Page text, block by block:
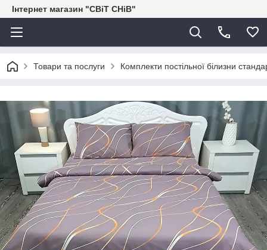
Інтернет магазин "СВіТ СНіВ"
Товари та послуги Комплекти постільної білизни